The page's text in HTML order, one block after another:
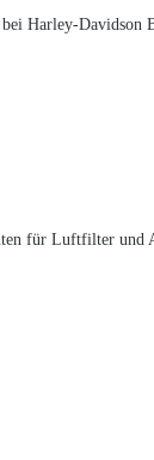
Harley-Davidson
für Luftfilter und